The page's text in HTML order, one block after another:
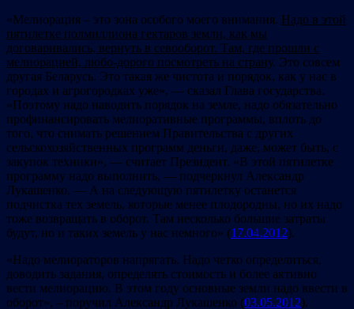
«Мелиорация – это зона особого моего внимания. Надо в этой
пятилетке полмиллиона гектаров земли, как мы
договаривались, вернуть в севооборот. Там, где прошли с
мелиорацией, любо-дорого посмотреть на страну. Это совсем
другая Беларусь. Это такая же чистота и порядок, как у нас в
городах и агрогородках уже», — сказал Глава государства.
«Поэтому надо наводить порядок на земле, надо обязательно
профинансировать мелиоративные программы, вплоть до
того, что снимать решением Правительства с других
сельскохозяйственных программ деньги, даже, может быть, с
закупок техники», — считает Президент. «В этой пятилетке
программу надо выполнить, — подчеркнул Александр
Лукашенко. — А на следующую пятилетку останется
подчистка тех земель, которые менее плодородны, но их надо
тоже возвращать в оборот. Там несколько большие затраты
будут, но и таких земель у нас немного» (17.04.2012).
«Надо мелиораторов напрягать. Надо четко определиться,
доводить задания, определять стоимость и более активно
вести мелиорацию. В этом году основные земли надо ввести в
оборот», – поручил Александр Лукашенко (03.05.2012).